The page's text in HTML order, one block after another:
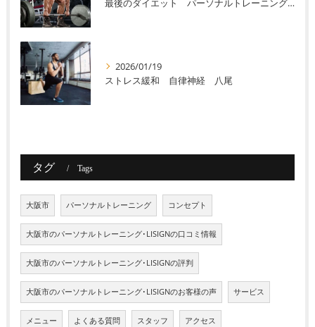
最後のダイエット パーソナルトレーニング 八尾
2026/01/19
ストレス緩和 自律神経 八尾
タグ Tags
大阪市 パーソナルトレーニング コンセプト
大阪市のパーソナルトレーニング･LISIGNの口コミ情報
大阪市のパーソナルトレーニング･LISIGNの評判
大阪市のパーソナルトレーニング･LISIGNのお客様の声 サービス
メニュー よくある質問 スタッフ アクセス